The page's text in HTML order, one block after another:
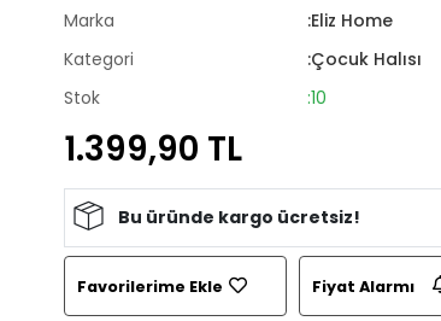
Marka
:Eliz Home
Kategori
:Çocuk Halısı
Stok
:10
1.399,90 TL
Bu üründe kargo ücretsiz!
Favorilerime Ekle Fiyat Alarmı